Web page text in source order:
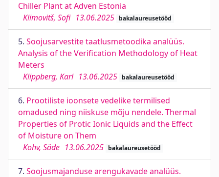
Chiller Plant at Adven Estonia
Klimovitš, Sofi 13.06.2025 bakalaureusetööd
5. Soojusarvestite taatlusmetoodika analüüs.
Analysis of the Verification Methodology of Heat
Meters
Klippberg, Karl 13.06.2025 bakalaureusetööd
6. Prootiliste ioonsete vedelike termilised
omadused ning niiskuse mõju nendele. Thermal
Properties of Protic Ionic Liquids and the Effect
of Moisture on Them
Kohv, Säde 13.06.2025 bakalaureusetööd
7. Soojusmajanduse arengukavade analüüs.